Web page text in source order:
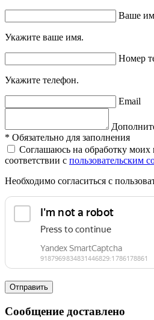
Ваше
Укажите ваше имя.
Номер
Укажите телефон.
Email
* Обязательно для заполнения
Соглашаюсь на обработку
соответствии с пользовательским
Необходимо согласиться с
Отправить
Сообщение доставлено